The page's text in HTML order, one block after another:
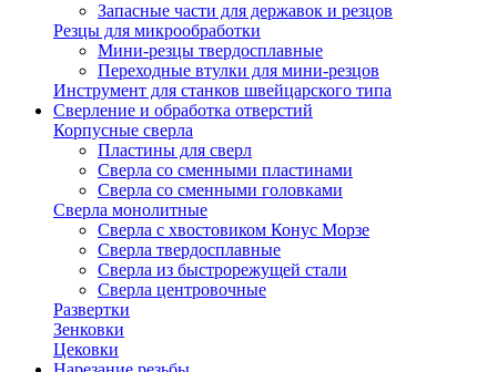
Запасные части для державок и резцов
Резцы для микрообработки
Мини-резцы твердосплавные
Переходные втулки для мини-резцов
Инструмент для станков швейцарского типа
Сверление и обработка отверстий
Корпусные сверла
Пластины для сверл
Сверла со сменными пластинами
Сверла со сменными головками
Сверла монолитные
Сверла с хвостовиком Конус Морзе
Сверла твердосплавные
Сверла из быстрорежущей стали
Сверла центровочные
Развертки
Зенковки
Цековки